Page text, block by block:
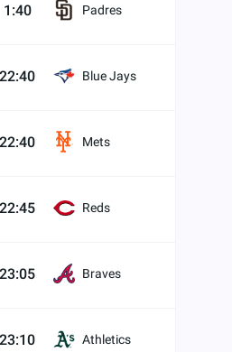
1:40 Padres
22:40 Blue Jays
22:40 Mets
22:45 Reds
23:05 Braves
23:10 Athletics